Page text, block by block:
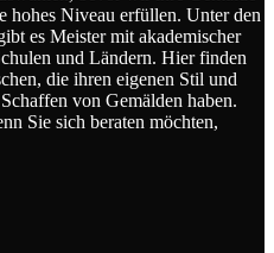
hohes Niveau erfüllen. Unter den
es Meister mit akademischer
und Ländern. Hier finden
die ihren eigenen Stil und
von Gemälden haben.
Sie sich beraten möchten,